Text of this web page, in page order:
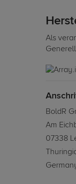
Als
BoldR
Am
07338